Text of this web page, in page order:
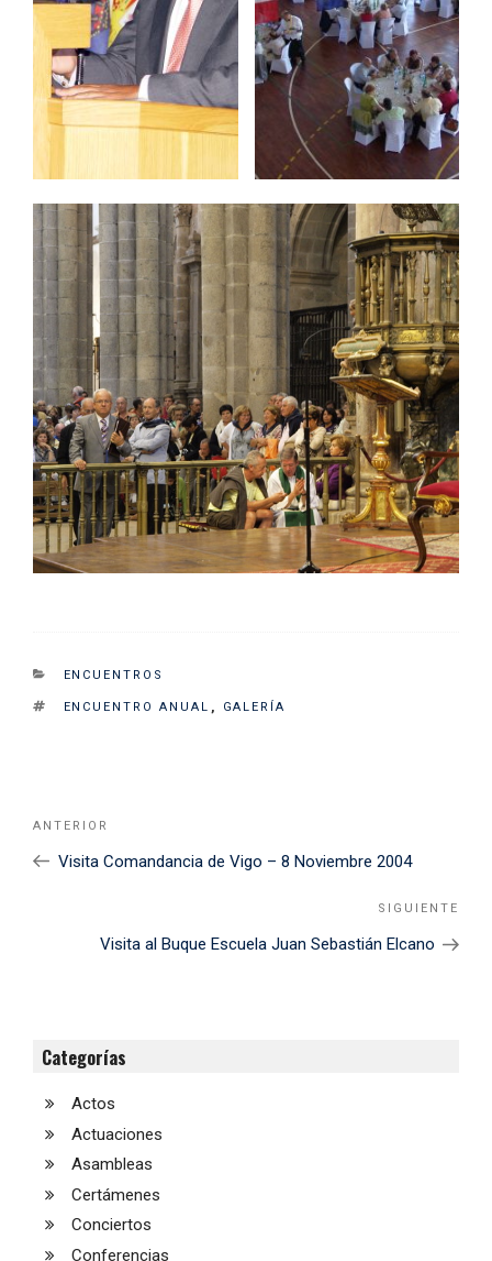
CATEGORIES
ENCUENTROS
TAGS
ENCUENTRO ANUAL , GALERÍA
Navegación
entradas
Noticia
Anterior
ANTERIOR
Visita Comandancia de Vigo – 8 Noviembre 2004
SIGUIENTE
Visita al Buque Escuela Juan Sebastián Elcano
Categorías
Actos
Actuaciones
Asambleas
Certámenes
Conciertos
Conferencias